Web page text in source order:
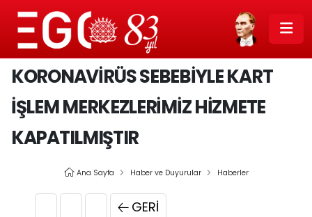
KORONAVİRÜS SEBEBİYLE KART
İŞLEM MERKEZLERİMİZ HİZMETE
KAPATILMIŞTIR
Ana Sayfa Haber ve Duyurular Haberler
GERI